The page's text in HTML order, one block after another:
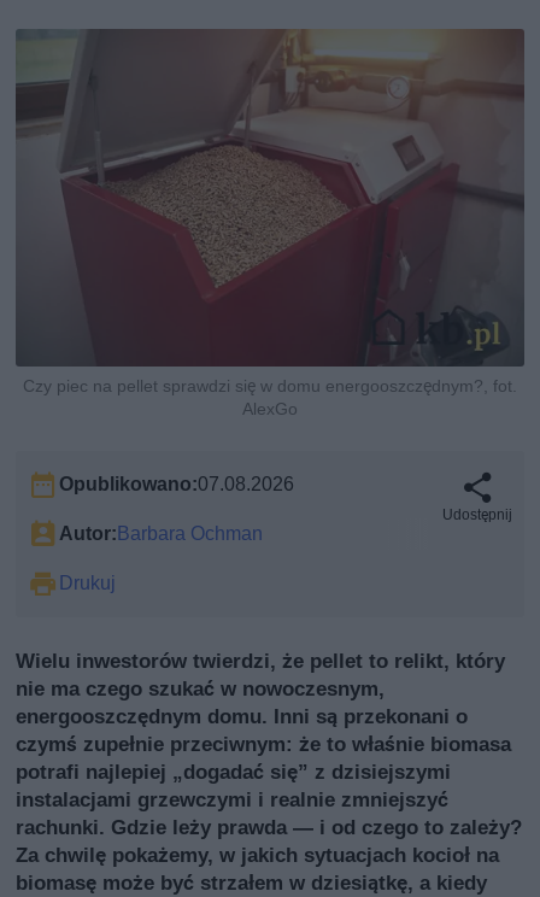
Czy piec na pellet sprawdzi się w domu energooszczędnym?, fot.
AlexGo
Opublikowano:07.08.2026
Autor: Barbara Ochman
Drukuj
Udostępnij
Wielu inwestorów twierdzi, że pellet to relikt, który
nie ma czego szukać w nowoczesnym,
energooszczędnym domu. Inni są przekonani o
czymś zupełnie przeciwnym: że to właśnie biomasa
potrafi najlepiej „dogadać się” z dzisiejszymi
instalacjami grzewczymi i realnie zmniejszyć
rachunki. Gdzie leży prawda — i od czego to zależy?
Za chwilę pokażemy, w jakich sytuacjach kocioł na
biomasę może być strzałem w dziesiątkę, a kiedy